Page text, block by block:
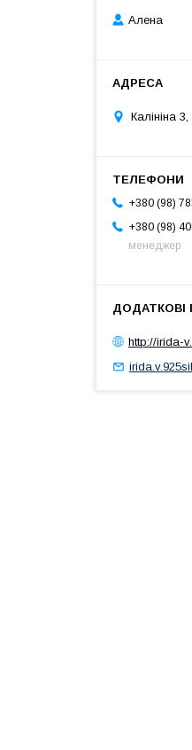
Алена
Калініна
+380 (98)
+380 (98)
менеджер
http://irida-